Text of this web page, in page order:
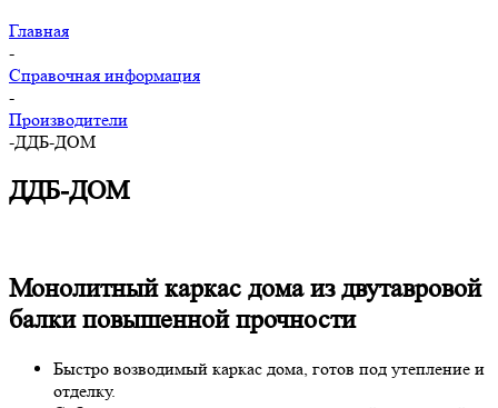
Главная
-
Справочная информация
-
Производители
-ДДБ-ДОМ
ДДБ-ДОМ
Монолитный каркас дома из двутавровой
балки повышенной прочности
Быстро возводимый каркас дома, готов под утепление и
отделку.